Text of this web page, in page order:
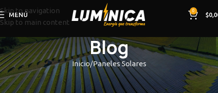
Skip to navigation
Skip to main content
MENÚ
0
$
Blog
Inicio Paneles Solares
PANELES SOLARES